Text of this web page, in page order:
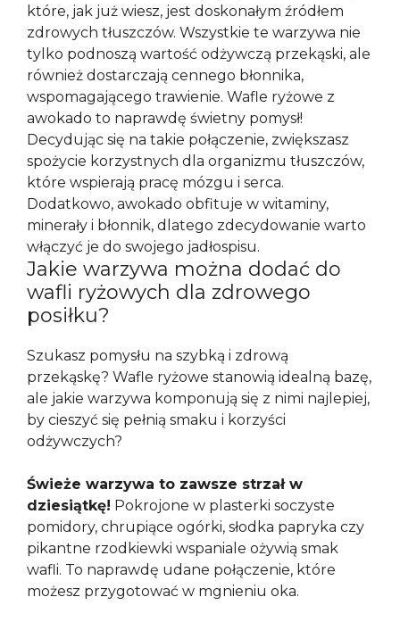
które, jak już wiesz, jest doskonałym źródłem
zdrowych tłuszczów. Wszystkie te warzywa nie
tylko podnoszą wartość odżywczą przekąski, ale
również dostarczają cennego błonnika,
wspomagającego trawienie. Wafle ryżowe z
awokado to naprawdę świetny pomysł!
Decydując się na takie połączenie, zwiększasz
spożycie korzystnych dla organizmu tłuszczów,
które wspierają pracę mózgu i serca.
Dodatkowo, awokado obfituje w witaminy,
minerały i błonnik, dlatego zdecydowanie warto
włączyć je do swojego jadłospisu.
Jakie warzywa można dodać do
wafli ryżowych dla zdrowego
posiłku?
Szukasz pomysłu na szybką i zdrową
przekąskę? Wafle ryżowe stanowią idealną bazę,
ale jakie warzywa komponują się z nimi najlepiej,
by cieszyć się pełnią smaku i korzyści
odżywczych?
Świeże warzywa to zawsze strzał w
dziesiątkę! Pokrojone w plasterki soczyste
pomidory, chrupiące ogórki, słodka papryka czy
pikantne rzodkiewki wspaniale ożywią smak
wafli. To naprawdę udane połączenie, które
możesz przygotować w mgnieniu oka.